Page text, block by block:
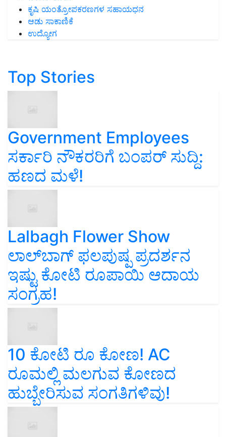
ಕೃಷಿ ಯಂತ್ರೋಪಕರಣಗಳ ಸಹಾಯಧನ
ಆಡು ಸಾಕಾಣಿಕೆ
ಉದ್ಯೋಗ
Top Stories
Government Employees
ಸರ್ಕಾರಿ ನೌಕರರಿಗೆ ಬಂಪರ್‌ ಸುದ್ದಿ:
ಹಣದ ಮಳೆ!
Lalbagh Flower Show
ಲಾಲ್‌ಬಾಗ್ ಫಲಪುಷ್ಪ ಪ್ರದರ್ಶನ
ಇಷ್ಟು ಕೋಟಿ ರೂಪಾಯಿ ಆದಾಯ
ಸಂಗ್ರಹ!
10 ಕೋಟಿ ರೂ ಕೋಣ! AC
ರೂಮಲ್ಲಿ ಮಲಗುವ ಕೋಣದ
ಹುಬ್ಬೇರಿಸುವ ಸಂಗತಿಗಳಿವು!